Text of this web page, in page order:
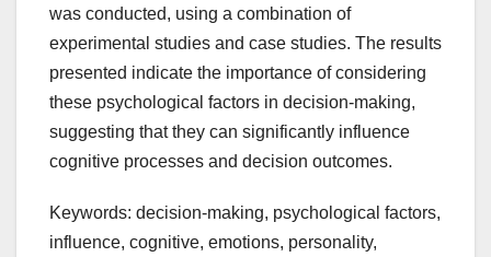
was conducted, using a combination of
experimental studies and case studies. The results
presented indicate the importance of considering
these psychological factors in decision-making,
suggesting that they can significantly influence
cognitive processes and decision outcomes.
Keywords: decision-making, psychological factors,
influence, cognitive, emotions, personality,